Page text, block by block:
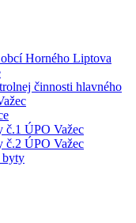
Horného Liptova
činnosti hlavného
č.1 ÚPO Važec
č.2 ÚPO Važec
byty